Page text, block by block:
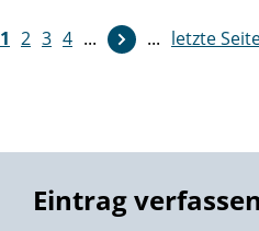
Ohne Angst und Schweiß und
Im Blümchenkleid aus dünnem
War die im Vorlauf dedektierte
Gewebezelle samt der Lymphen.
1 2 3 4 ... ... letzte
Eintrag verfassen